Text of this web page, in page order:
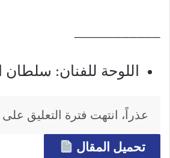
اللوحة للفنان:
عذراً، انتهت فترة التعليق
تحميل المقال